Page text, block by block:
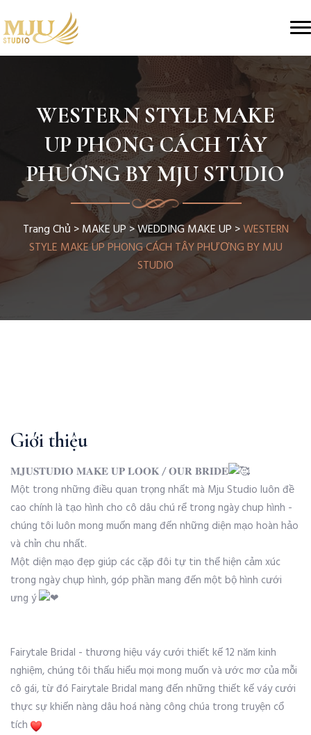
WESTERN STYLE MAKE
UP PHONG CÁCH TÂY
PHƯƠNG BY MJU STUDIO
Trang Chủ > MAKE UP>WEDDING MAKE UP >WESTERN
STYLE MAKE UP PHONG CÁCH TÂY PHƯƠNG BY MJU
STUDIO
Giới thiệu
𝐌𝐉𝐔𝐒𝐓𝐔𝐃𝐈𝐎 𝐌𝐀𝐊𝐄 𝐔𝐏 𝐋𝐎𝐎𝐊 / 𝐎𝐔𝐑 𝐁𝐑𝐈𝐃𝐄
Một trong những điều quan trọng nhất mà Mju Studio luôn đề
cao chính là tạo hình cho cô dâu chú rể trong ngày chup hình -
chúng tôi luôn mong muốn mang đến những diện mạo hoàn hảo
và chỉn chu nhất.
Một diện mạo đẹp giúp các cặp đôi tự tin thể hiện cảm xúc
trong ngày chụp hình, góp phần mang đến một bộ hình cưới
ưng ý
Fairytale Bridal - thương hiệu váy cưới thiết kế 12 năm kinh
nghiệm, chúng tôi thấu hiểu mọi mong muốn và ước mơ của mỗi
cô gái, từ đó Fairytale Bridal mang đến những thiết kế váy cưới
thực sự khiến nàng dâu hoá nàng công chúa trong truyện cổ
tích